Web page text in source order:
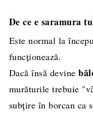
De ce e saramura
Este normal la
funcționează.
Dacă însă devine
murăturile trebuie
subțire în borcan ca